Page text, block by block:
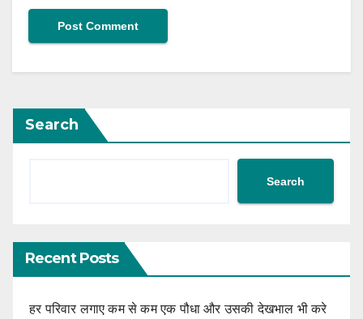
Search
Search
Recent Posts
हर परिवार लगाए कम से कम एक पौधा और उसकी देखभाल भी करे